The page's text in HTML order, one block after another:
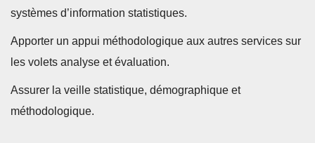
systèmes d’information statistiques.
Apporter un appui méthodologique aux autres services sur
les volets analyse et évaluation.
Assurer la veille statistique, démographique et
méthodologique.